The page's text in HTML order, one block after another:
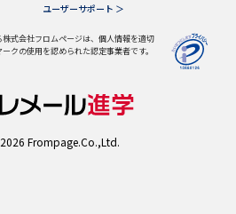
受付内容・発送状況の確認
テレメール進学カタログ
ユーザーサポート ＞
式会社フロムページは、個人情報を適切
クの使用を認められた認定事業者です。
Frompage.Co.,Ltd.